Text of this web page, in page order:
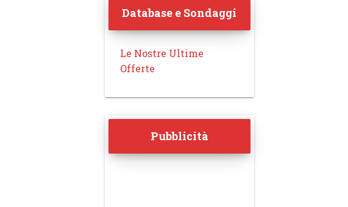
Database e Sondaggi
Le Nostre Ultime
Offerte
Pubblicità